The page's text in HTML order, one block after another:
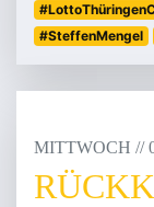
#SteffenMengel
MITTWOCH //